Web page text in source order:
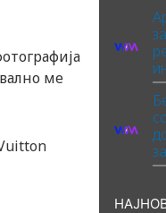
ме